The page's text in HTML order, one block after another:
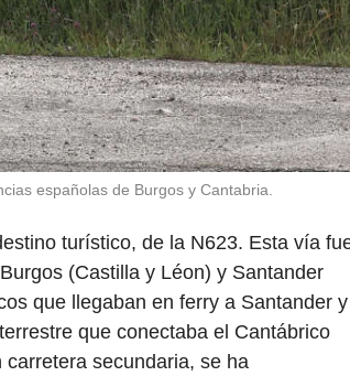
españolas de Burgos y Cantabria.
turístico, de la N623. Esta vía
(Castilla y Léon) y Santander
que llegaban en ferry a Santander y
que conectaba el Cantábrico
secundaria, se ha